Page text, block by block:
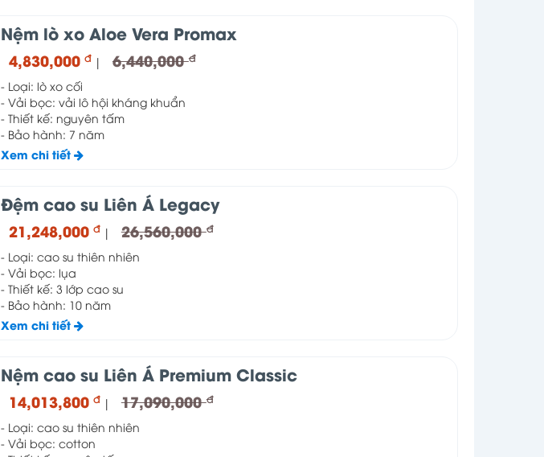
Nệm lò xo Aloe Vera Promax
4,830,000 đ | 6,440,000đ
- Loại: lò xo cối
- Vải bọc: vải lô hội kháng khuẩn
- Thiết kế: nguyên tấm
- Bảo hành: 7 năm
Xem chi tiết
Đệm cao su Liên Á Legacy
21,248,000 đ | 26,560,000đ
- Loại: cao su thiên nhiên
- Vải bọc: lụa
- Thiết kế: 3 lớp cao su
- Bảo hành: 10 năm
Xem chi tiết
Nệm cao su Liên Á Premium Classic
14,013,800 đ | 17,090,000đ
- Loại: cao su thiên nhiên
- Vải bọc: cotton